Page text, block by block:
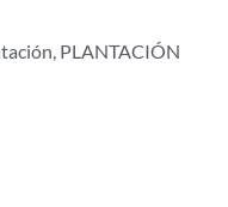
, PLANTACIÓN